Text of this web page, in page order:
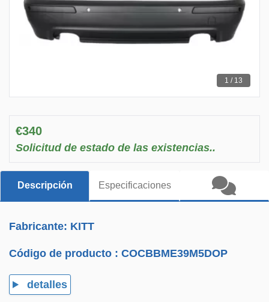
1 / 13
€340
Solicitud de estado de las existencias..
Descripción Especificaciones
Fabricante: KITT
Código de producto :COCBBME39M5DOP
detalles